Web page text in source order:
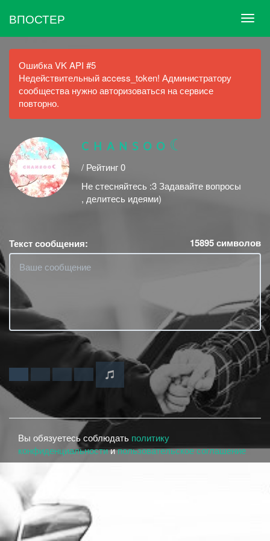
ВПОСТЕР
Ошибка VK API #5
Недействительный access_token! Администратору
сообщества нужно авторизоваться на сервисе
повторно.
ᴄ ʜ ᴀ ɴ s ᴏ ᴏ ☾
/ Рейтинг 0
Не стесняйтесь :3 Задавайте вопросы
, делитесь идеями)
Текст сообщения: 15895символов
Вы обязуетесь соблюдать политику
конфиденциальностиипользовательское соглашение